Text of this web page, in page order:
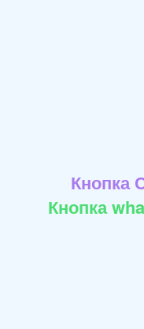
Кнопка
Кнопка